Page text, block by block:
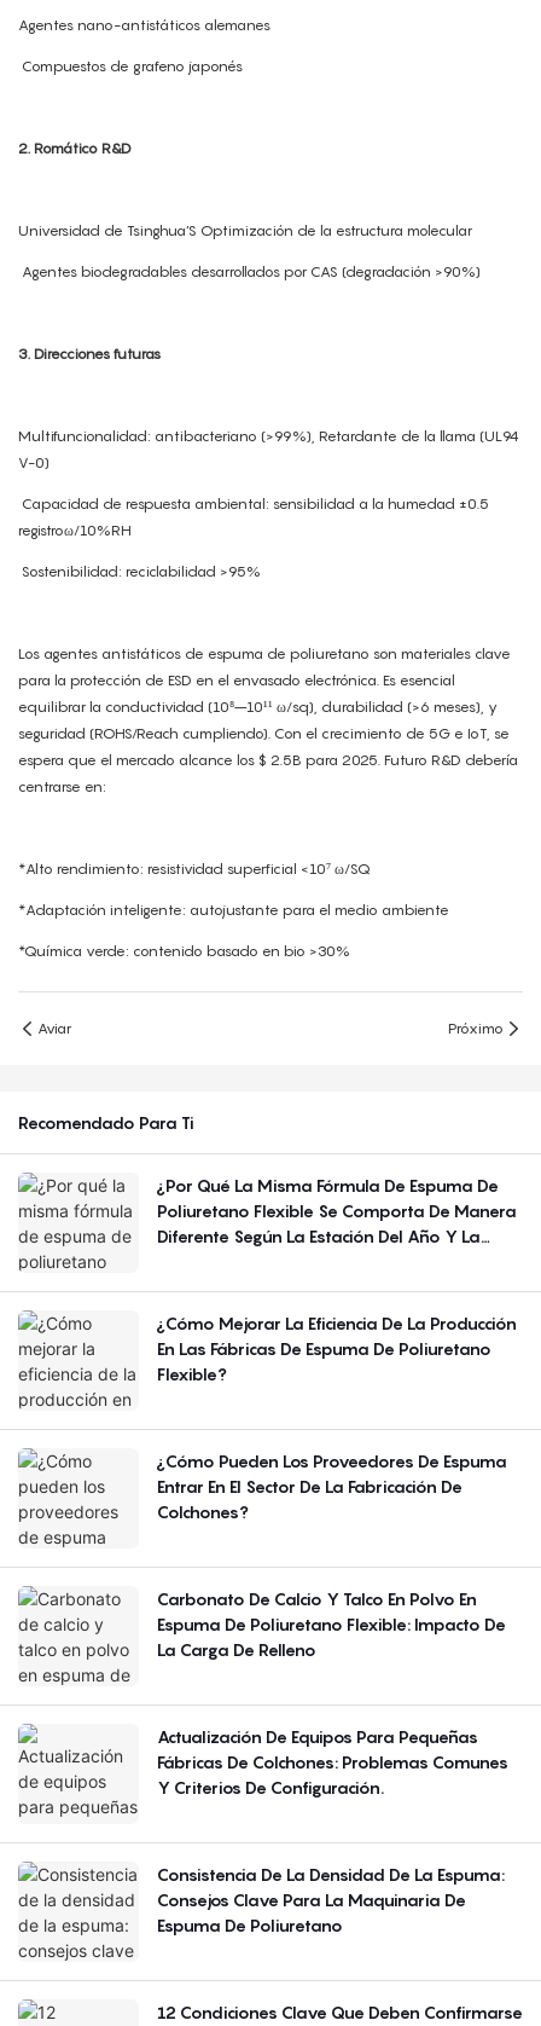
Agentes nano-antistáticos alemanes
Compuestos de grafeno japonés
2. Romático R&D
Universidad de Tsinghua’S Optimización de la estructura molecular
Agentes biodegradables desarrollados por CAS (degradación >90%)
3. Direcciones futuras
Multifuncionalidad: antibacteriano (>99%), Retardante de la llama (UL94
V-0)
Capacidad de respuesta ambiental: sensibilidad a la humedad ±0.5
registroω/10%RH
Sostenibilidad: reciclabilidad >95%
Los agentes antistáticos de espuma de poliuretano son materiales clave
para la protección de ESD en el envasado electrónica. Es esencial
equilibrar la conductividad (10⁸–10¹¹ ω/sq), durabilidad (>6 meses), y
seguridad (ROHS/Reach cumpliendo). Con el crecimiento de 5G e IoT, se
espera que el mercado alcance los $ 2.5B para 2025. Futuro R&D debería
centrarse en:
*Alto rendimiento: resistividad superficial <10⁷ ω/SQ
*Adaptación inteligente: autojustante para el medio ambiente
*Química verde: contenido basado en bio >30%
Aviar Próximo
Recomendado Para Ti
¿Por Qué La Misma Fórmula De Espuma De
Poliuretano Flexible Se Comporta De Manera
Diferente Según La Estación Del Año Y La
¿Cómo Mejorar La Eficiencia De La Producción
En Las Fábricas De Espuma De Poliuretano
Flexible?
¿Cómo Pueden Los Proveedores De Espuma
Entrar En El Sector De La Fabricación De
Colchones?
Carbonato De Calcio Y Talco En Polvo En
Espuma De Poliuretano Flexible: Impacto De
La Carga De Relleno
Actualización De Equipos Para Pequeñas
Fábricas De Colchones: Problemas Comunes
Y Criterios De Configuración.
Consistencia De La Densidad De La Espuma:
Consejos Clave Para La Maquinaria De
Espuma De Poliuretano
12 Condiciones Clave Que Deben Confirmarse